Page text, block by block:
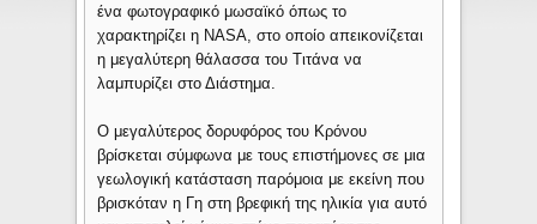
ένα φωτογραφικό μωσαϊκό όπως το
χαρακτηρίζει η NASA, στο οποίο απεικονίζεται
η μεγαλύτερη θάλασσα του Τιτάνα να
λαμπυρίζει στο Διάστημα.
Ο μεγαλύτερος δορυφόρος του Κρόνου
βρίσκεται σύμφωνα με τους επιστήμονες σε μια
γεωλογική κατάσταση παρόμοια με εκείνη που
βρισκόταν η Γη στη βρεφική της ηλικία για αυτό